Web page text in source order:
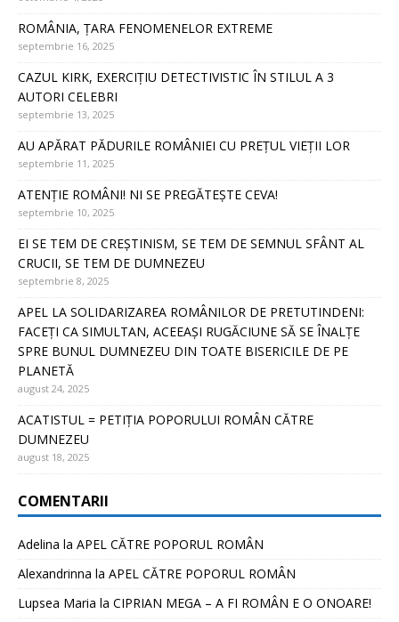
ROMÂNIA, ȚARA FENOMENELOR EXTREME
septembrie 16, 2025
CAZUL KIRK, EXERCIȚIU DETECTIVISTIC ÎN STILUL A 3
AUTORI CELEBRI
septembrie 13, 2025
AU APĂRAT PĂDURILE ROMÂNIEI CU PREȚUL VIEȚII LOR
septembrie 11, 2025
ATENȚIE ROMÂNI! NI SE PREGĂTEȘTE CEVA!
septembrie 10, 2025
EI SE TEM DE CREȘTINISM, SE TEM DE SEMNUL SFÂNT AL
CRUCII, SE TEM DE DUMNEZEU
septembrie 8, 2025
APEL LA SOLIDARIZAREA ROMÂNILOR DE PRETUTINDENI:
FACEȚI CA SIMULTAN, ACEEAȘI RUGĂCIUNE SĂ SE ÎNALȚE
SPRE BUNUL DUMNEZEU DIN TOATE BISERICILE DE PE
PLANETĂ
august 24, 2025
ACATISTUL = PETIȚIA POPORULUI ROMÂN CĂTRE
DUMNEZEU
august 18, 2025
COMENTARII
Adelina la APEL CĂTRE POPORUL ROMÂN
Alexandrinna la APEL CĂTRE POPORUL ROMÂN
Lupsea Maria la CIPRIAN MEGA – A FI ROMÂN E O ONOARE!